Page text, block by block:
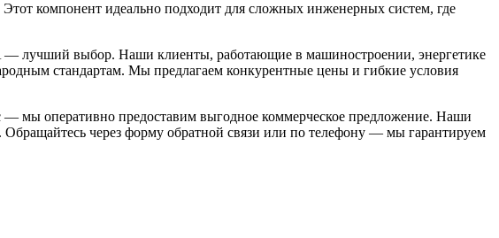
компонент идеально подходит для сложных инженерных систем, где
лучший выбор. Наши клиенты, работающие в машиностроении, энергетике
стандартам. Мы предлагаем конкурентные цены и гибкие условия
— мы оперативно предоставим выгодное коммерческое предложение. Наши
через форму обратной связи или по телефону — мы гарантируем